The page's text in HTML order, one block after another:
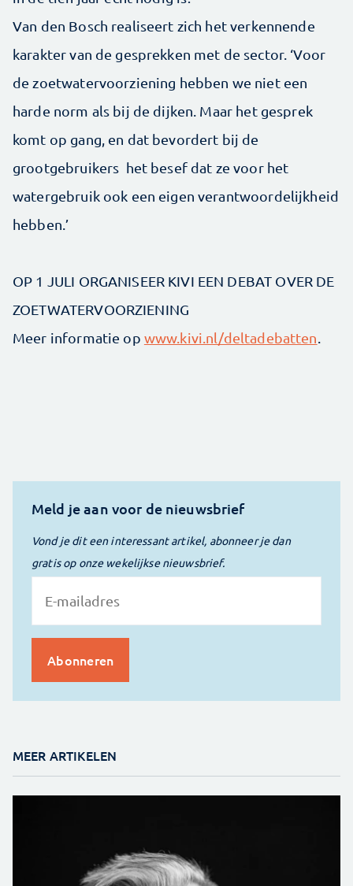
Van den Bosch realiseert zich het verkennende
karakter van de gesprekken met de sector. ‘Voor
de zoetwatervoorziening hebben we niet een
harde norm als bij de dijken. Maar het gesprek
komt op gang, en dat bevordert bij de
grootgebruikers het besef dat ze voor het
watergebruik ook een eigen verantwoordelijkheid
hebben.’
OP 1 JULI ORGANISEER KIVI EEN DEBAT OVER DE
ZOETWATERVOORZIENING
Meer informatie op www.kivi.nl/deltadebatten
Meld je aan voor de nieuwsbrief
Vond je dit een interessant artikel, abonneer je dan
gratis op onze wekelijkse nieuwsbrief.
MEER ARTIKELEN